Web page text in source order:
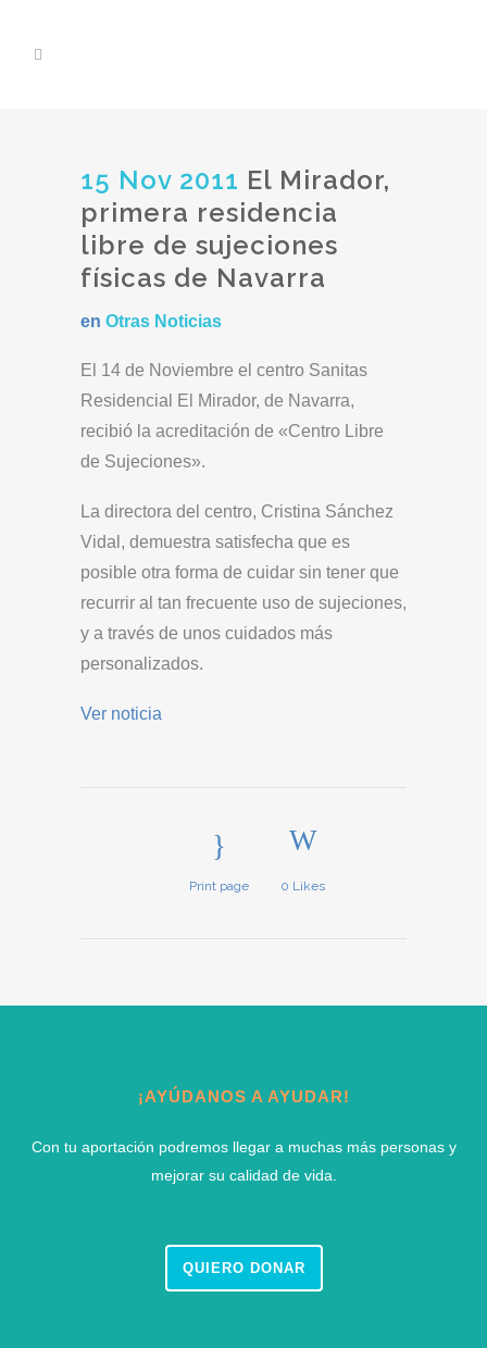
15 Nov 2011 El Mirador,
primera residencia
libre de sujeciones
físicas de Navarra
en Otras Noticias
El 14 de Noviembre el centro Sanitas
Residencial El Mirador, de Navarra,
recibió la acreditación de «Centro Libre
de Sujeciones».
La directora del centro, Cristina Sánchez
Vidal, demuestra satisfecha que es
posible otra forma de cuidar sin tener que
recurrir al tan frecuente uso de sujeciones,
y a través de unos cuidados más
personalizados.
Ver noticia
Print page 0 Likes
¡AYÚDANOS A AYUDAR!
Con tu aportación podremos llegar a muchas más personas y
mejorar su calidad de vida.
QUIERO DONAR